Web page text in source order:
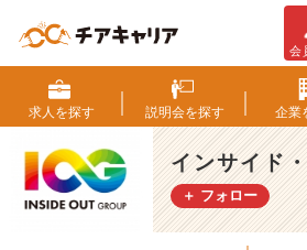
ン
サ
イ
ド・
ア
ウ
会
求人を探す 説明会を探す 企業
インサイド
＋ フォロー